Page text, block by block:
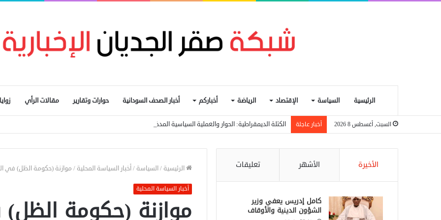
الرئيسية السياسة الإقتصاد الرياضة أخباركم أخبار الصحف السودانية حوارات وتقارير مقالات الرأي
السبت, أغسطس 8 2026 أخبار عاجلة الكتلة الديمقراطية: الحوار والعملية السياسية المدخل الأساسي لإيقاف الحرب
الرئيسية /السياسة /أخبار السياسة المحلية / موازنة (حكومة الظل) في
أخبار السياسة المحلية
موازنة (حكومة
الأخيرة الأشهر تعليقات
كامل إدريس يعفي وزير
الشؤون الدينية والأوقاف